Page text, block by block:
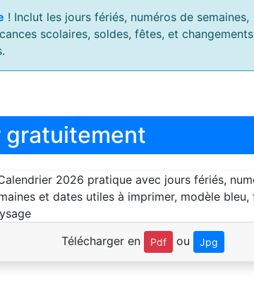
! Inclut les jours fériés, numéros de semaines,
scolaires, soldes, fêtes, et changements
gratuitement
Télécharger en Pdf ou Jpg